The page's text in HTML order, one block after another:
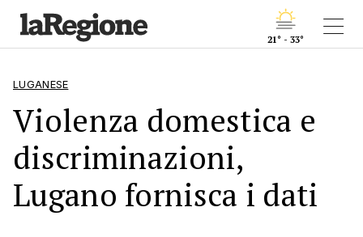
21° - 33°
LUGANESE
Violenza domestica e
discriminazioni,
Lugano fornisca i dati